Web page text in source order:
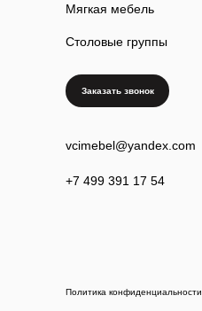
Мягкая мебель
Столовые группы
vcimebel@yandex.com
+7 499 391 17 54
Политика конфиденциальности
Заказать звонок